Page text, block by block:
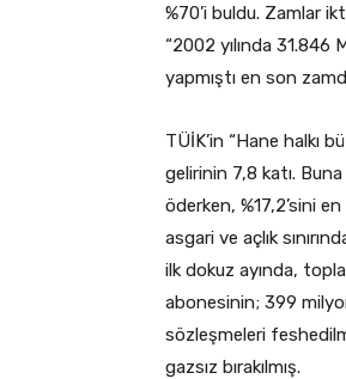
%70’i buldu. Zamlar
“2002 yılında 31.846
yapmıştı en son
TÜİK’in “Hane halkı
gelirinin 7,8 katı.
öderken, %17,2’sini
asgari ve açlık
ilk dokuz ayında,
abonesinin; 399
sözleşmeleri
gazsız bırakılmış.